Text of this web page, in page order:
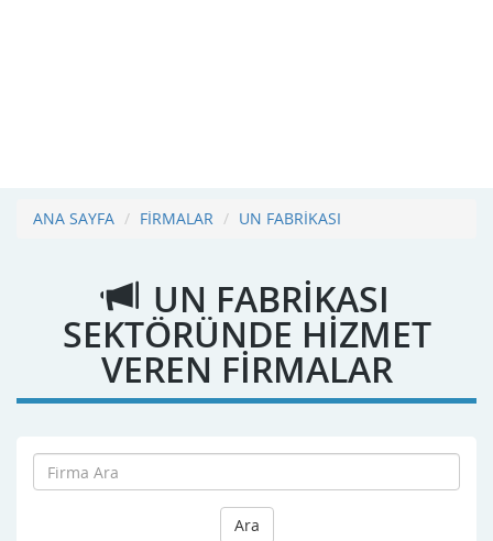
ANA SAYFA FİRMALAR UN FABRİKASI
UN FABRİKASI
SEKTÖRÜNDE HİZMET
VEREN FİRMALAR
Ara